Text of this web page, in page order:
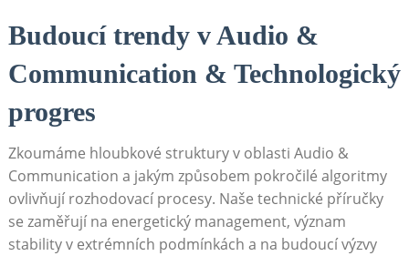
Budoucí trendy v Audio &
Communication & Technologický
progres
Zkoumáme hloubkové struktury v oblasti Audio &
Communication a jakým způsobem pokročilé algoritmy
ovlivňují rozhodovací procesy. Naše technické příručky
se zaměřují na energetický management, význam
stability v extrémních podmínkách a na budoucí výzvy